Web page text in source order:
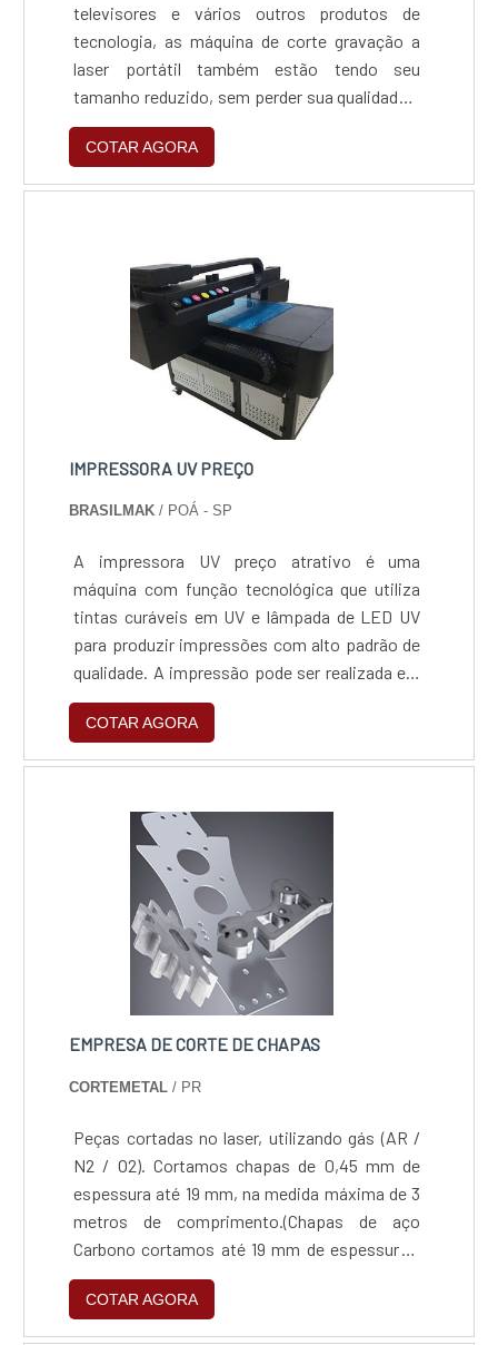
televisores e vários outros produtos de
tecnologia, as máquina de corte gravação a
laser portátil também estão tendo seu
tamanho reduzido, sem perder sua qualidade e
sua velocidade em que executa o
trabalho.Especificações relevantes do
materialA Mini, além de ser uma máquina a
apenas um pouco maior que um gabinete d....
COTAR AGORA
IMPRESSORA UV PREÇO
BRASILMAK / POÁ - SP
A impressora UV preço atrativo é uma
máquina com função tecnológica que utiliza
tintas curáveis em UV e lâmpada de LED UV
para produzir impressões com alto padrão de
qualidade. A impressão pode ser realizada em
diversos tipos de materiais, como couro,
vidro, madeira, cerâmica, metal, telha, entre
muitos outros. Por isso, esse tipo de
empresas voltadas ao mercado de
revestimento, decoração e comunicação
visual, por exemplo.VANTAGENS DA
IMPRESSORA UVA troca de.
COTAR AGORA
EMPRESA DE CORTE DE CHAPAS
CORTEMETAL / PR
Peças cortadas no laser, utilizando gás (AR /
N2 / O2). Cortamos chapas de 0,45 mm de
espessura até 19 mm, na medida máxima de 3
metros de comprimento.(Chapas de aço
Carbono cortamos até 19 mm de espessura /
Chapas de Inox 304 Comum Cortamos até 9,5
mm de espessura / Chapas de Inox 304
Escovado Cortamos até 3,00 mm de
COTAR AGORA